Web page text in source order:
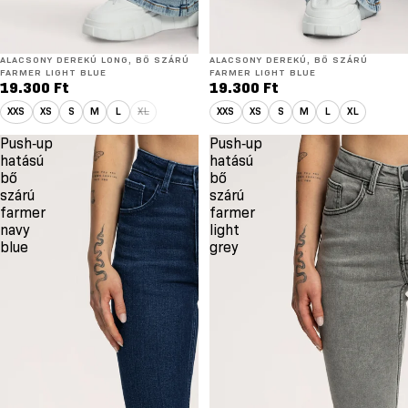
ÚJ
LONG
ALACSONY DEREKÚ LONG, BŐ SZÁRÚ
FARMER LIGHT BLUE
19.300 Ft
XXS XS S M L XL
ÚJ
ALACSONY DEREKÚ, BŐ SZÁRÚ
FARMER LIGHT BLUE
19.300 Ft
XXS XS S M L XL
Push‑up
hatású
bő
szárú
farmer
navy
blue
Push‑up
hatású
bő
szárú
farmer
light
grey